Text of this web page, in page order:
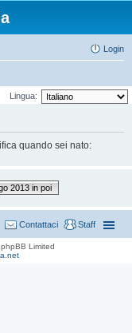
Login
Lingua:
quando sei nato:
2013 in poi
Staff
Contattaci
Limited